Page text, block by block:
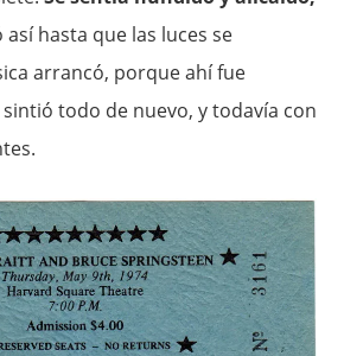
hasta que las luces se
arrancó, porque ahí fue
todo de nuevo, y todavía con